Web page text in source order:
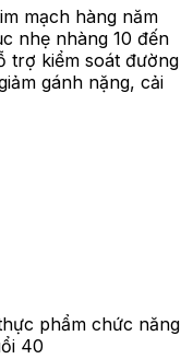
mạch hàng năm
nhẹ nhàng 10 đến
trợ kiểm soát đường
gánh nặng, cải
phẩm chức năng
40